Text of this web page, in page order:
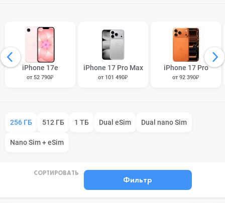
iPhone 17e
от 52 790₽
iPhone 17 Pro Max
от 101 490₽
iPhone 17 Pro
от 92 390₽
256 ГБ 512 ГБ 1 ТБ Dual eSim Dual nano Sim
Nano Sim + eSim
СОРТИРОВАТЬ
Фильтр